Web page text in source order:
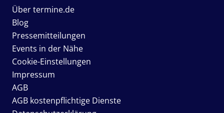
Über termine.de
Blog
Pressemitteilungen
Events in der Nähe
Cookie-Einstellungen
Impressum
AGB
AGB kostenpflichtige Dienste